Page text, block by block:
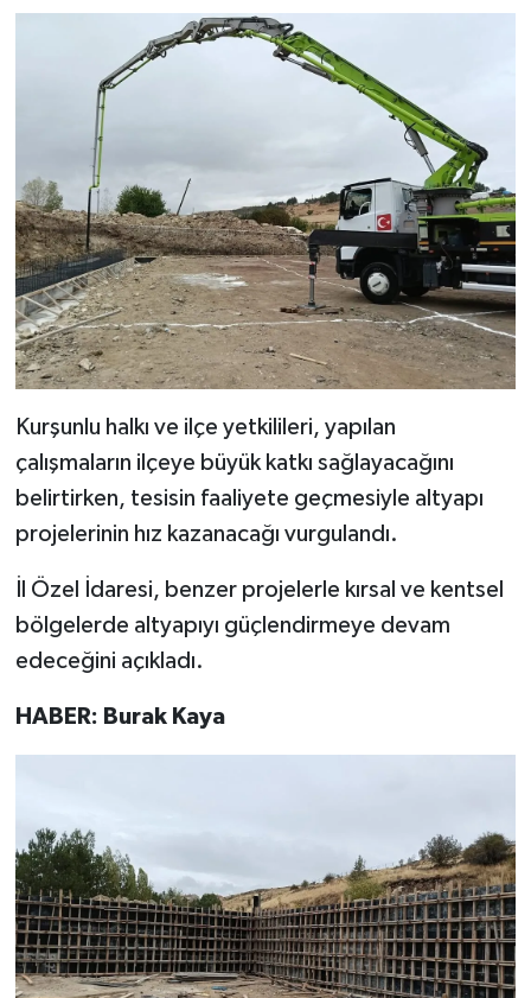
Kurşunlu halkı ve ilçe yetkilileri, yapılan
çalışmaların ilçeye büyük katkı sağlayacağını
belirtirken, tesisin faaliyete geçmesiyle altyapı
projelerinin hız kazanacağı vurgulandı.
İl Özel İdaresi, benzer projelerle kırsal ve kentsel
bölgelerde altyapıyı güçlendirmeye devam
edeceğini açıkladı.
HABER: Burak Kaya